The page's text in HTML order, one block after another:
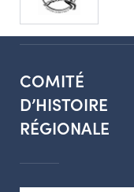
COMITÉ
D’HISTOIRE
RÉGIONALE